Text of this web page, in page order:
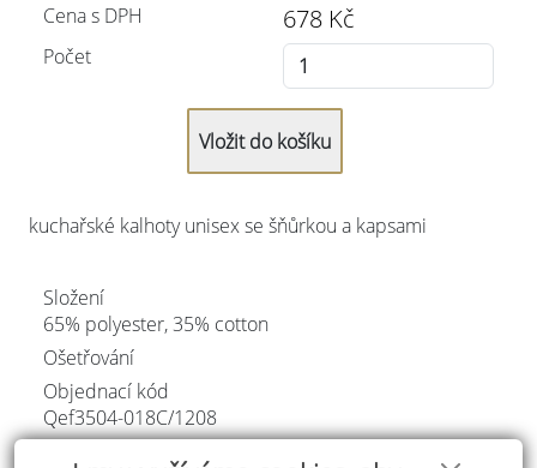
Cena s DPH 678 Kč
Počet
kuchařské kalhoty unisex se šňůrkou a kapsami
Složení
65% polyester, 35% cotton
Ošetřování
Objednací kód
Qef3504-018C/1208